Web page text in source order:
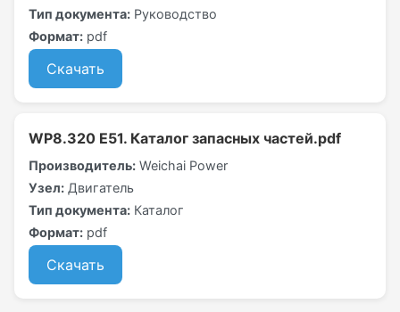
Тип документа: Руководство
Формат: pdf
Скачать
WP8.320 E51. Каталог запасных частей.pdf
Производитель: Weichai Power
Узел: Двигатель
Тип документа: Каталог
Формат: pdf
Скачать